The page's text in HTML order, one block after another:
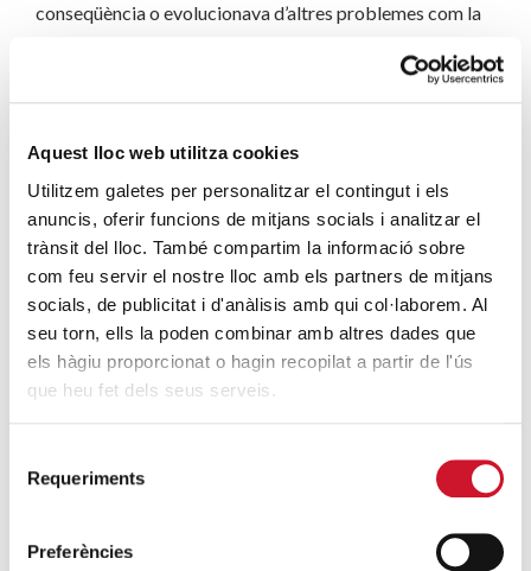
Aquest lloc web utilitza cookies
Utilitzem galetes per personalitzar el contingut i els
anuncis, oferir funcions de mitjans socials i analitzar el
trànsit del lloc. També compartim la informació sobre
com feu servir el nostre lloc amb els partners de mitjans
socials, de publicitat i d'anàlisis amb qui col·laborem. Al
seu torn, ells la poden combinar amb altres dades que
els hàgiu proporcionat o hagin recopilat a partir de l'ús
que heu fet dels seus serveis.
Requeriments
Preferències
conseqüència o evolucionava d’altres problemes com la
i manca de cobertures socials, problemàtiques familiars,
endeutaments, desarrelament i marginació,
succeeix avui dia, la llar ha estat històricament la clau des
d’on s’expliquen bona part dels problemes que pateix la
societat.
JOAN MONTBLANC